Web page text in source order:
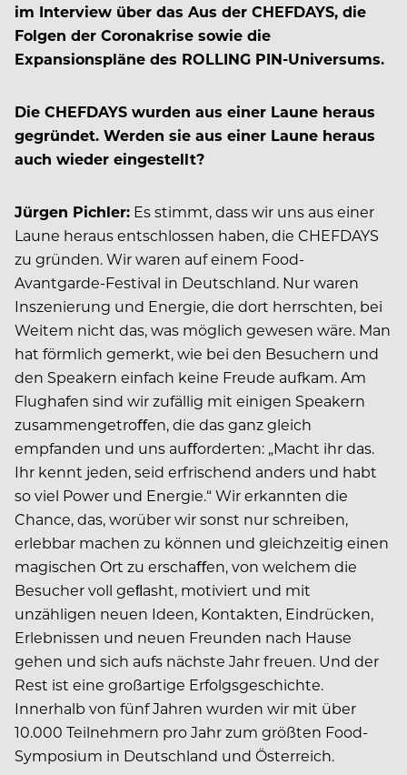
im Interview über das Aus der CHEFDAYS, die
Folgen der Coronakrise sowie die
Expansionspläne des ROLLING PIN-Universums.
Die CHEFDAYS wurden aus einer Laune heraus
gegründet. Werden sie aus einer Laune heraus
auch wieder eingestellt?
Jürgen Pichler: Es stimmt, dass wir uns aus einer
Laune heraus entschlossen haben, die CHEFDAYS
zu gründen. Wir waren auf einem Food-
Avantgarde-Festival in Deutschland. Nur waren
Inszenierung und Energie, die dort herrschten, bei
Weitem nicht das, was möglich gewesen wäre. Man
hat förmlich gemerkt, wie bei den Besuchern und
den Speakern einfach keine Freude aufkam. Am
Flughafen sind wir zufällig mit einigen Speakern
zusammengetroﬀen, die das ganz gleich
empfanden und uns auﬀorderten: „Macht ihr das.
Ihr kennt jeden, seid erfrischend anders und habt
so viel Power und Energie.“ Wir erkannten die
Chance, das, worüber wir sonst nur schreiben,
erlebbar machen zu können und gleichzeitig einen
magischen Ort zu erschaﬀen, von welchem die
Besucher voll geﬂasht, motiviert und mit
unzähligen neuen Ideen, Kontakten, Eindrücken,
Erlebnissen und neuen Freunden nach Hause
gehen und sich aufs nächste Jahr freuen. Und der
Rest ist eine großartige Erfolgsgeschichte.
Innerhalb von fünf Jahren wurden wir mit über
10.000 Teilnehmern pro Jahr zum größten Food-
Symposium in Deutschland und Österreich.